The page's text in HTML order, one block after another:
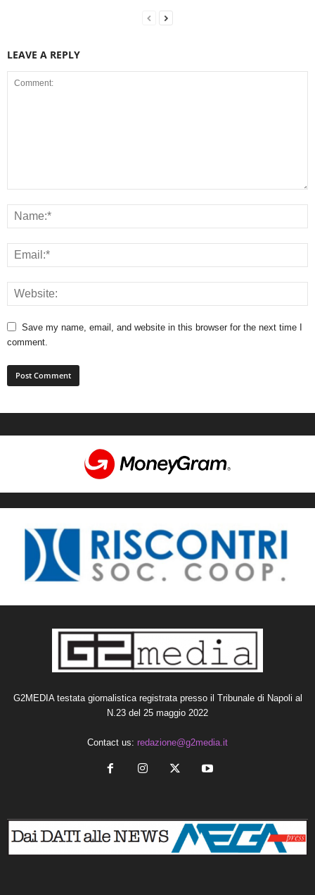
LEAVE A REPLY
Save my name, email, and website in this browser for the next time I
comment.
G2MEDIA testata giornalistica registrata presso il Tribunale di Napoli al
N.23 del 25 maggio 2022
Contact us: redazione@g2media.it